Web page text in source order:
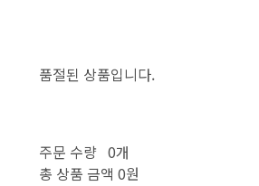
품절된 상품입니다.
주문 수량 0개
총 상품 금액 0원